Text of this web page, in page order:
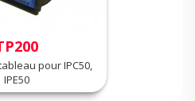
pour IPC50,
IPE50